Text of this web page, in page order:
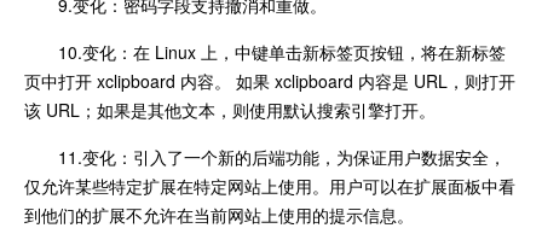
9.变化：密码字段支持撤消和重做。
10.变化：在 Linux 上，中键单击新标签页按钮，将在新标签
页中打开 xclipboard 内容。 如果 xclipboard 内容是 URL，则打开
该 URL；如果是其他文本，则使用默认搜索引擎打开。
11.变化：引入了一个新的后端功能，为保证用户数据安全，
仅允许某些特定扩展在特定网站上使用。用户可以在扩展面板中看
到他们的扩展不允许在当前网站上使用的提示信息。